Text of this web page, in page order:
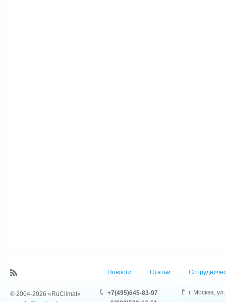
© 2004-2026 «RuClimat»
Новости Статьи
+7(495)645-83-97
г. Москва,